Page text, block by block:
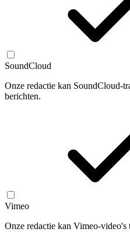
SoundCloud
Onze redactie kan SoundCloud-
berichten.
Vimeo
Onze redactie kan Vimeo-video's